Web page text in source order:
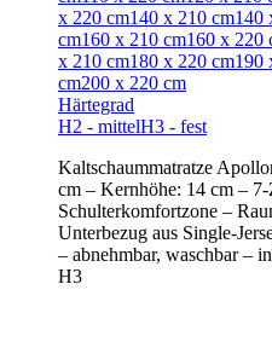
x 220 cm140 x 210 cm140
cm160 x 210 cm160 x 220
x 210 cm180 x 220 cm190
cm200 x 220 cm
Härtegrad
H2 - mittelH3 - fest
Kaltschaummatratze
cm – Kernhöhe: 14 cm –
Schulterkomfortzone –
Unterbezug aus Single-
– abnehmbar, waschbar –
H3